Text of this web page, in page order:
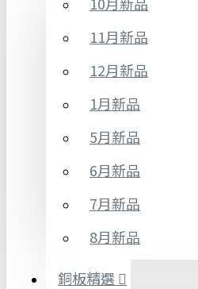
11月新品
12月新品
1月新品
5月新品
6月新品
7月新品
8月新品
銅板精選